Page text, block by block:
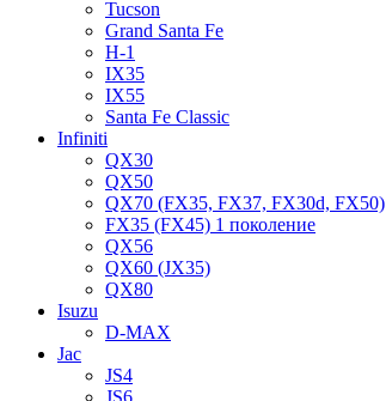
Tucson
Grand Santa Fe
H-1
IX35
IX55
Santa Fe Classic
Infiniti
QX30
QX50
QX70 (FX35, FX37, FX30d, FX50)
FX35 (FX45) 1 поколение
QX56
QX60 (JX35)
QX80
Isuzu
D-MAX
Jac
JS4
JS6